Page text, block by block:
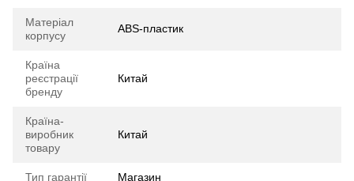
Матеріал
корпусу
ABS-пластик
Країна
реєстрації
бренду
Китай
Країна-
виробник
товару
Китай
Тип гарантії Магазин